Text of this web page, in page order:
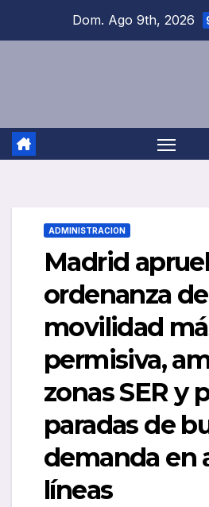
Dom. Ago 9th, 2026
ADMINISTRACION
Madrid
ordenanza de
movilidad
permisiva,
zonas SER y
paradas de
demanda en
líneas